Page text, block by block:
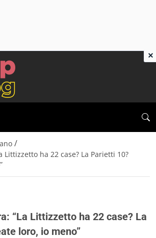
/
Littizzetto ha 22 case? La Parietti 10?
“La Littizzetto ha 22 case? La
loro, io meno”
×